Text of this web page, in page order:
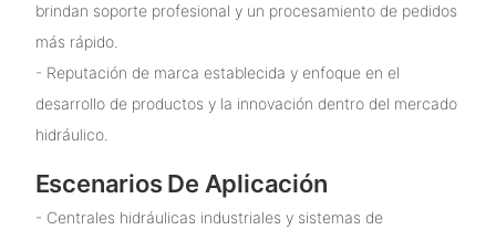
brindan soporte profesional y un procesamiento de pedidos
más rápido.
- Reputación de marca establecida y enfoque en el
desarrollo de productos y la innovación dentro del mercado
hidráulico.
Escenarios De Aplicación
- Centrales hidráulicas industriales y sistemas de